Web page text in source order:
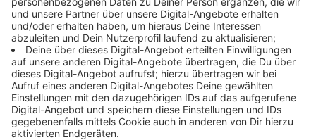
Immer auf dem Laufenden
bleiben!